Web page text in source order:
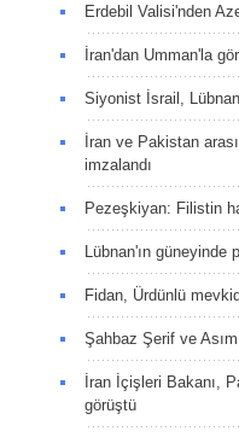
Erdebil Valisi'nden
İran'dan Umman'la
Siyonist İsrail,
İran ve Pakistan
imzalandı
Pezeşkiyan: Filistin
Lübnan'ın
Fidan, Ürdünlü
Şahbaz Şerif ve
İran İçişleri Bakanı,
görüştü